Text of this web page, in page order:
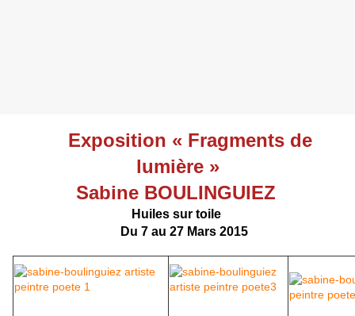
Exposition « Fragments de
lumière»
Sabine BOULINGUIEZ
Huiles sur toile
Du 7 au 27 Mars 2015